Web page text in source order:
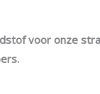
voor onze